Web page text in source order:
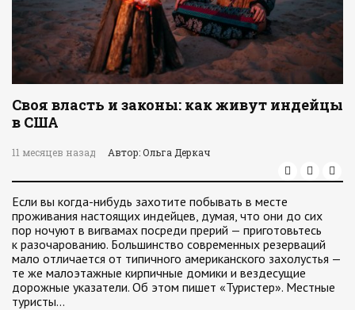
Своя власть и законы: как живут индейцы
в США
11 месяцев назад Автор: Ольга Деркач
Если вы когда-нибудь захотите побывать в месте
проживания настоящих индейцев, думая, что они до сих
пор ночуют в вигвамах посреди прерий — приготовьтесь
к разочарованию. Большинство современных резерваций
мало отличается от типичного американского захолустья —
те же малоэтажные кирпичные домики и вездесущие
дорожные указатели. Об этом пишет «Туристер». Местные
туристы…